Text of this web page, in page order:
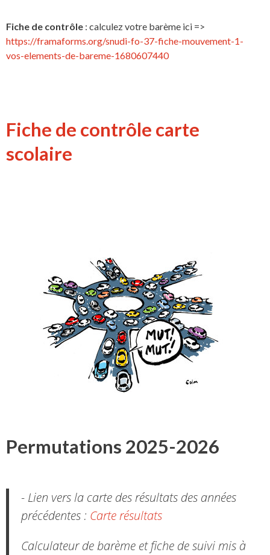
Fiche de contrôle : calculez votre barème ici =>
https://framaforms.org/snudi-fo-37-fiche-mouvement-1-
vos-elements-de-bareme-1680607440
Fiche de contrôle carte
scolaire
Permutations 2025-2026
- Lien vers la carte des résultats des années
précédentes : Carte résultats
Calculateur de barème et fiche de suivi mis à